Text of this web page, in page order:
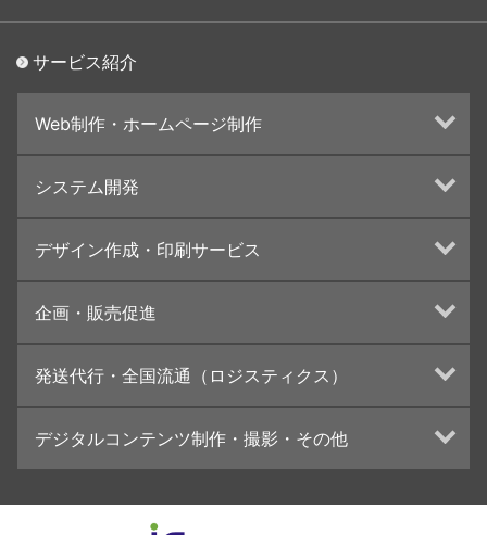
サービス紹介
Web制作・ホームページ制作
ランディングページ制作
インターネット広告代行
UI・UXデザイン設計
システム開発
デザイン作成・印刷サービス
カタログデザインの制作・印刷
学校・会社案内パンフレット制作・印刷
高精細印刷（スブリマ印刷）
社内報
名刺
一般印刷 （オンデマンド・オフセット）
企画・販売促進
ブランディング戦略
コンテンツ制作
採用プロモーション
発送代行・全国流通（ロジスティクス）
デジタルコンテンツ制作・撮影・その他
イラスト・キャラクター制作